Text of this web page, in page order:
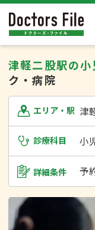
津軽二股駅の
ク・病院
エリア・駅 津
診療科目 小
詳細条件 予